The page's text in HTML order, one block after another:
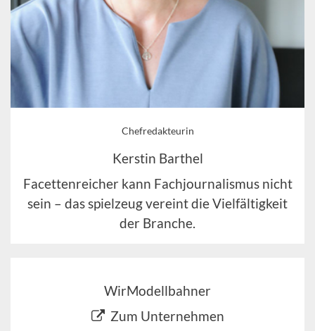
Chefredakteurin
Kerstin Barthel
Facettenreicher kann Fachjournalismus nicht
sein – das spielzeug vereint die Vielfältigkeit
der Branche.
WirModellbahner
Zum Unternehmen